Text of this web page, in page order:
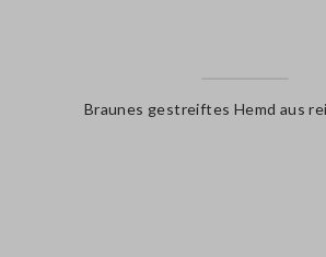
Braunes gestreiftes Hemd aus